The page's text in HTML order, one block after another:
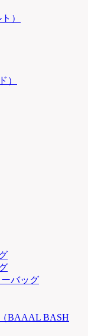
）
）
バッグ
BAAAL BASH